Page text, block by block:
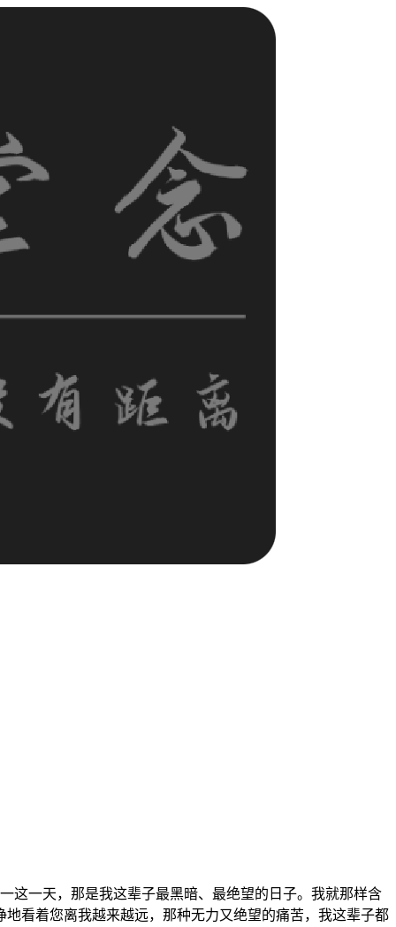
这一天，那是我这辈子最黑暗、最绝望的日子。我就那样含
看着您离我越来越远，那种无力又绝望的痛苦，我这辈子都